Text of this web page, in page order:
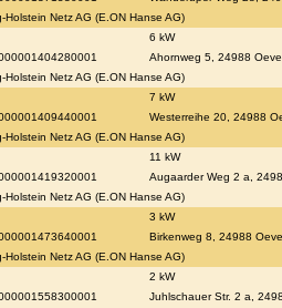
Holstein Netz AG (E.ON Hanse AG)
6 kW
Ahornweg 5, 24988
Holstein Netz AG (E.ON Hanse AG)
7 kW
Westerreihe 20, 24988
Holstein Netz AG (E.ON Hanse AG)
11 kW
Augaarder Weg 2 a,
Holstein Netz AG (E.ON Hanse AG)
3 kW
Birkenweg 8, 24988
Holstein Netz AG (E.ON Hanse AG)
2 kW
Juhlschauer Str. 2 a,